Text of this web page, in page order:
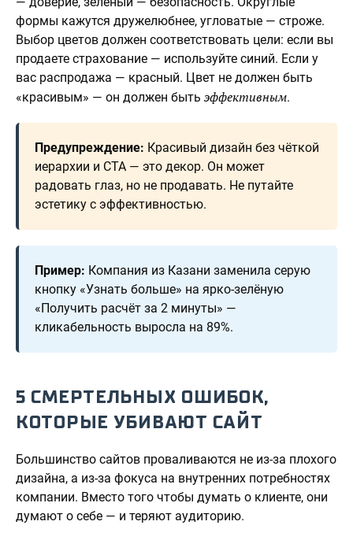
формы кажутся дружелюбнее, угловатые — строже.
Выбор цветов должен соответствовать цели: если вы
продаете страхование — используйте синий. Если у
вас распродажа — красный. Цвет не должен быть
«красивым» — он должен быть эффективным.
Предупреждение: Красивый дизайн без чёткой
иерархии и CTA — это декор. Он может
радовать глаз, но не продавать. Не путайте
эстетику с эффективностью.
Пример: Компания из Казани заменила серую
кнопку «Узнать больше» на ярко-зелёную
«Получить расчёт за 2 минуты» —
кликабельность выросла на 89%.
5 СМЕРТЕЛЬНЫХ ОШИБОК,
КОТОРЫЕ УБИВАЮТ САЙТ
Большинство сайтов проваливаются не из-за плохого
дизайна, а из-за фокуса на внутренних потребностях
компании. Вместо того чтобы думать о клиенте, они
думают о себе — и теряют аудиторию.